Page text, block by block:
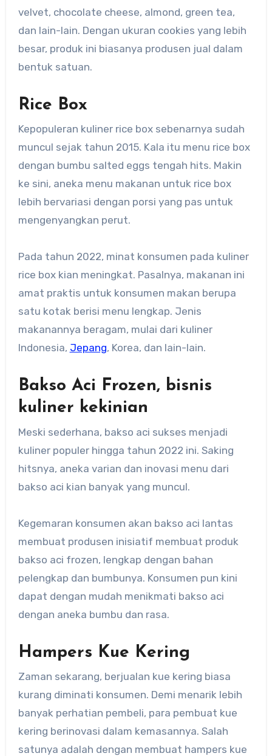
velvet, chocolate cheese, almond, green tea,
dan lain-lain. Dengan ukuran cookies yang lebih
besar, produk ini biasanya produsen jual dalam
bentuk satuan.
Rice Box
Kepopuleran kuliner rice box sebenarnya sudah
muncul sejak tahun 2015. Kala itu menu rice box
dengan bumbu salted eggs tengah hits. Makin
ke sini, aneka menu makanan untuk rice box
lebih bervariasi dengan porsi yang pas untuk
mengenyangkan perut.
Pada tahun 2022, minat konsumen pada kuliner
rice box kian meningkat. Pasalnya, makanan ini
amat praktis untuk konsumen makan berupa
satu kotak berisi menu lengkap. Jenis
makanannya beragam, mulai dari kuliner
Indonesia, Jepang, Korea, dan lain-lain.
Bakso Aci Frozen, bisnis
kuliner kekinian
Meski sederhana, bakso aci sukses menjadi
kuliner populer hingga tahun 2022 ini. Saking
hitsnya, aneka varian dan inovasi menu dari
bakso aci kian banyak yang muncul.
Kegemaran konsumen akan bakso aci lantas
membuat produsen inisiatif membuat produk
bakso aci frozen, lengkap dengan bahan
pelengkap dan bumbunya. Konsumen pun kini
dapat dengan mudah menikmati bakso aci
dengan aneka bumbu dan rasa.
Hampers Kue Kering
Zaman sekarang, berjualan kue kering biasa
kurang diminati konsumen. Demi menarik lebih
banyak perhatian pembeli, para pembuat kue
kering berinovasi dalam kemasannya. Salah
satunya adalah dengan membuat hampers kue